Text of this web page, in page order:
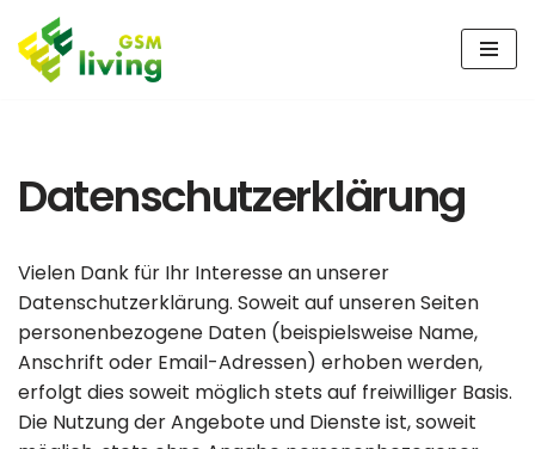
Skip
Datenschutzerklärung
Vielen Dank für Ihr Interesse an unserer
Datenschutzerklärung. Soweit auf unseren Seiten
personenbezogene Daten (beispielsweise Name,
Anschrift oder Email-Adressen) erhoben werden,
erfolgt dies soweit möglich stets auf freiwilliger Basis.
Die Nutzung der Angebote und Dienste ist, soweit